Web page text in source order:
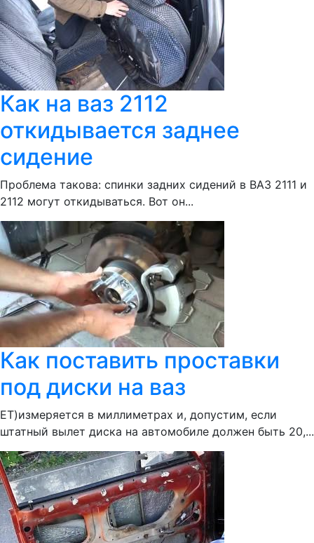
Как на ваз 2112
откидывается заднее
сидение
Проблема такова: спинки задних сидений в ВАЗ 2111 и
2112 могут откидываться. Вот он...
Как поставить проставки
под диски на ваз
ЕТ)измеряется в миллиметрах и, допустим, если
штатный вылет диска на автомобиле должен быть 20,...